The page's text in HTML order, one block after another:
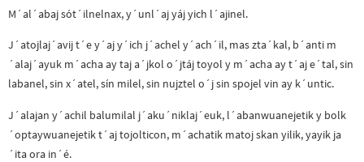
M´al´abaj sót´ilnelnax, y´unl´aj yáj yich l´ajinel.
J´atojlaj´avij t´e y´aj y´ich j´achel y´ach´il, mas zta´kal, b´anti m
´alaj´ayuk m´acha ay taj a´jkol o´jtáj toyol y m´acha ay t´aj e´tal, sin
labanel, sin x´atel, sín milel, sin nujztel o´j sin spojel vin ay k´untic.
J´alajan y´achil balumilal j´aku´niklaj´euk, l´abanwuanejetik y bolk
´optaywuanejetik t´aj tojolticon, m´achatik matoj skan yilik, yayik ja
´ita ora in´é.